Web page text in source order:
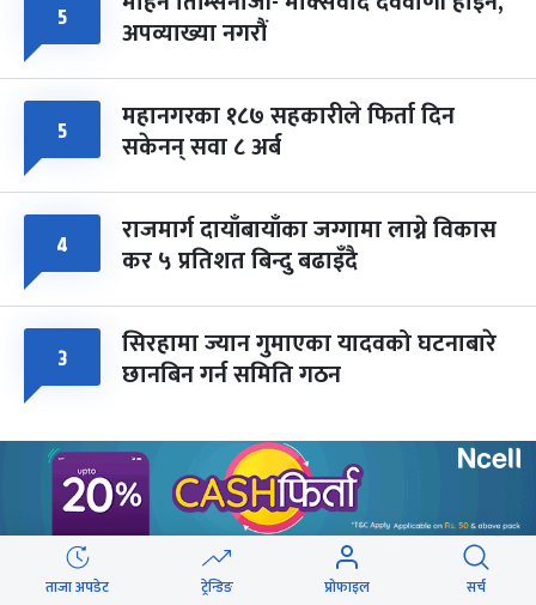
५ अपव्याख्या नगरौं
५ महानगरका १८७ सहकारीले फिर्ता दिन
सकेनन् सवा ८ अर्ब
४ राजमार्ग दायाँबायाँका जग्गामा लाग्ने विकास
कर ५ प्रतिशत बिन्दु बढाइँदै
३ सिरहामा ज्यान गुमाएका यादवको घटनाबारे
छानबिन गर्न समिति गठन
वेबस्टोरिज
ताजा अपडेट ट्रेन्डिङ प्रोफाइल सर्च